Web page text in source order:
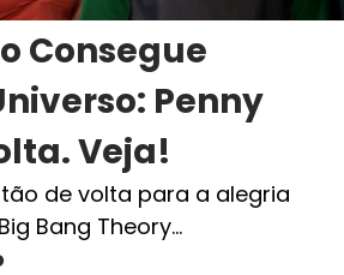
Consegue
Penny
Veja!
de volta para a alegria
Bang Theory…